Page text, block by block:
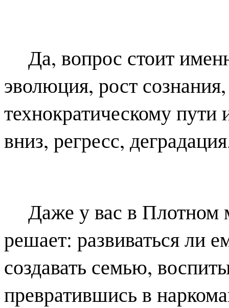
Да, вопрос стоит
эволюция, рост
технократическому пути
вниз, регресс,
Даже у вас в Плотном
решает: развиваться ли
создавать семью,
превратившись в